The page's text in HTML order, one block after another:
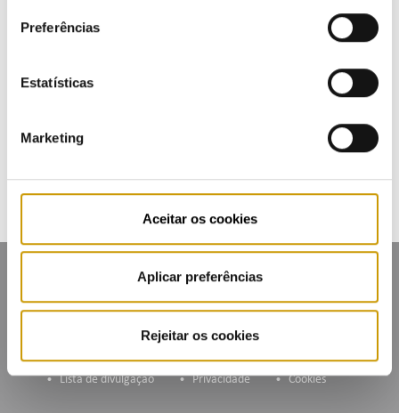
Preferências
Estatísticas
Marketing
Aceitar os cookies
Aplicar preferências
Rejeitar os cookies
Inscrição na Lista de Divulgação
Mapa do portal Glossário
Contactos
Lista de divulgação
Privacidade Cookies